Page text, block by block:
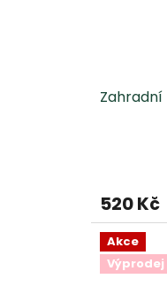
Zahradní
520 Kč
Akce
Výprodej